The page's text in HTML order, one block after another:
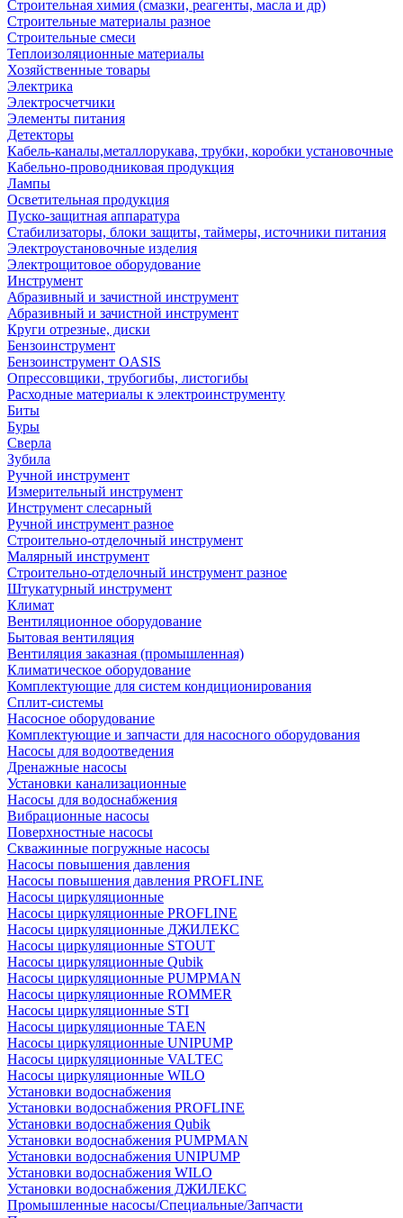
Строительная химия (смазки, реагенты, масла и др)
Строительные материалы разное
Строительные смеси
Теплоизоляционные материалы
Хозяйственные товары
Электрика
Электросчетчики
Элементы питания
Детекторы
Кабель-каналы,металлорукава, трубки, коробки установочные
Кабельно-проводниковая продукция
Лампы
Осветительная продукция
Пуско-защитная аппаратура
Стабилизаторы, блоки защиты, таймеры, источники питания
Электроустановочные изделия
Электрощитовое оборудование
Инструмент
Абразивный и зачистной инструмент
Абразивный и зачистной инструмент
Круги отрезные, диски
Бензоинструмент
Бензоинструмент OASIS
Опрессовщики, трубогибы, листогибы
Расходные материалы к электроинструменту
Биты
Буры
Сверла
Зубила
Ручной инструмент
Измерительный инструмент
Инструмент слесарный
Ручной инструмент разное
Строительно-отделочный инструмент
Малярный инструмент
Строительно-отделочный инструмент разное
Штукатурный инструмент
Климат
Вентиляционное оборудование
Бытовая вентиляция
Вентиляция заказная (промышленная)
Климатическое оборудование
Комплектующие для систем кондиционирования
Сплит-системы
Насосное оборудование
Комплектующие и запчасти для насосного оборудования
Насосы для водоотведения
Дренажные насосы
Установки канализационные
Насосы для водоснабжения
Вибрационные насосы
Поверхностные насосы
Скважинные погружные насосы
Насосы повышения давления
Насосы повышения давления PROFLINE
Насосы циркуляционные
Насосы циркуляционные PROFLINE
Насосы циркуляционные ДЖИЛЕКС
Насосы циркуляционные STOUT
Насосы циркуляционные Qubik
Насосы циркуляционные PUMPMAN
Насосы циркуляционные ROMMER
Насосы циркуляционные STI
Насосы циркуляционные TAEN
Насосы циркуляционные UNIPUMP
Насосы циркуляционные VALTEC
Насосы циркуляционные WILO
Установки водоснабжения
Установки водоснабжения PROFLINE
Установки водоснабжения Qubik
Установки водоснабжения PUMPMAN
Установки водоснабжения UNIPUMP
Установки водоснабжения WILO
Установки водоснабжения ДЖИЛЕКС
Промышленные насосы/Специальные/Запчасти